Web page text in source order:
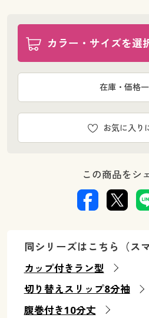
カラー・サイズを選
お気に入り
在庫・価格
この商品をシ
同シリーズはこちら（ス
カップ付きラン型
切り替えスリップ8分袖
腹巻付き10分丈